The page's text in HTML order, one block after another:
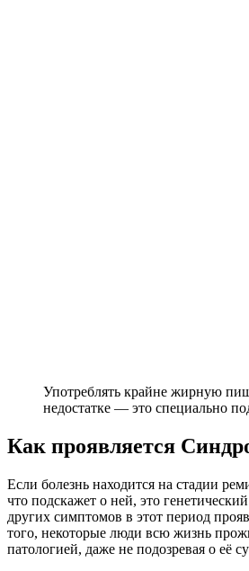
Употреблять крайне жирную
недостатке — это специально
Как проявляется
Если болезнь находится на стадии
что подскажет о ней, это
других симптомов в этот период
того, некоторые люди всю жизнь
патологией, даже не подозревая о её